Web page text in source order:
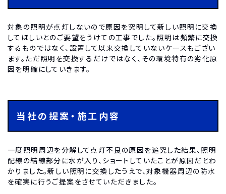
対象の照明が点灯しないので原因を究明して新しい照明に交換
してほしいとのご要望をうけての工事でした。照明は頻繁に交換
するものではなく、設置して以来交換していないケースもござい
ます。ただ照明を交換するだけではなく、その環境特有の劣化原
因を明確にしていきます。
当社の提案・施工内容
一度照明周辺を分解して点灯不良の原因を追究した結果、照明
配線の結線部分に水が入り、ショートしていたことが原因だとわ
かりました。新しい照明に交換したうえで、対象機器周辺の防水
を確実に行うご提案をさせていただきました。